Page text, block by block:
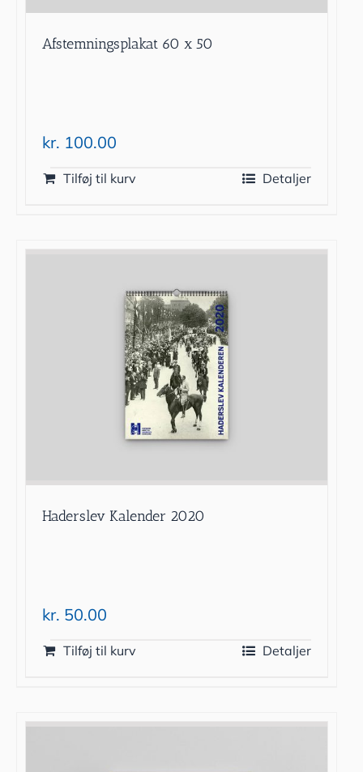
Afstemningsplakat 60 x 50
kr. 100.00
Tilføj til kurv Detaljer
Haderslev Kalender 2020
kr. 50.00
Tilføj til kurv Detaljer